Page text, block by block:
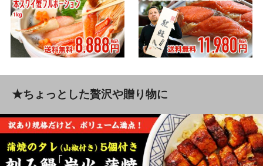
★Pick up 商品